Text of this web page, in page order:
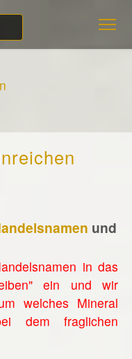
und
in das
ein und wir
welches Mineral
dem fraglichen